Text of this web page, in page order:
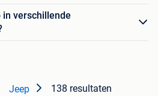
in verschillende
Jeep 138 resultaten